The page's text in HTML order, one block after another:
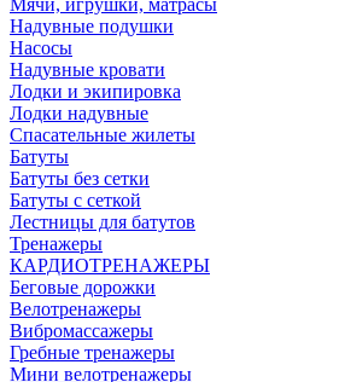
Мячи, игрушки, матрасы
Надувные подушки
Насосы
Надувные кровати
Лодки и экипировка
Лодки надувные
Спасательные жилеты
Батуты
Батуты без сетки
Батуты с сеткой
Лестницы для батутов
Тренажеры
КАРДИОТРЕНАЖЕРЫ
Беговые дорожки
Велотренажеры
Вибромассажеры
Гребные тренажеры
Мини велотренажеры